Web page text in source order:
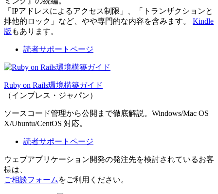
「IPアドレスによるアクセス制限」、「トランザクションと
排他的ロック」など、やや専門的な内容を含みます。 Kindle
版 もあります。
読者サポートページ
Ruby on Rails環境構築ガイド
（インプレス・ジャパン）
ソースコード管理から公開まで徹底解説。Windows/Mac OS
X/Ubuntu/CentOS 対応。
読者サポートページ
ウェブアプリケーション開発の発注先を検討されているお客
様は、
ご相談フォーム をご利用ください。